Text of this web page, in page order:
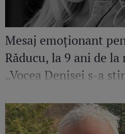
Mesaj emoționant
Răducu, la 9 ani de
„Vocea Denisei s-a